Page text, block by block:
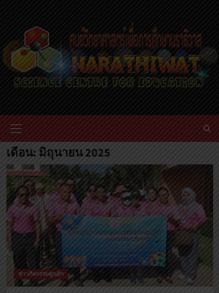
content
Menu
เดือน: มิถุนายน 2025
ข่าวกิจกรรมศูนย์ฯ